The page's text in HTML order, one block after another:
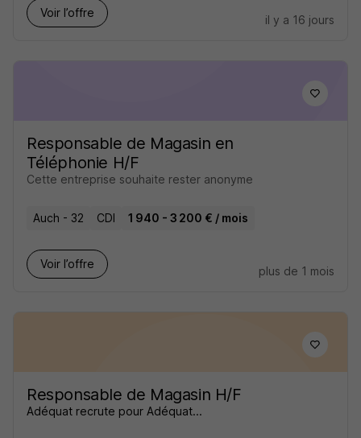
Voir l’offre
il y a 16 jours
Responsable de Magasin en
Téléphonie H/F
Cette entreprise souhaite rester anonyme
Auch - 32 CDI 1 940 - 3 200 € / mois
Voir l’offre
plus de 1 mois
Responsable de Magasin H/F
Adéquat recrute pour Adéquat...